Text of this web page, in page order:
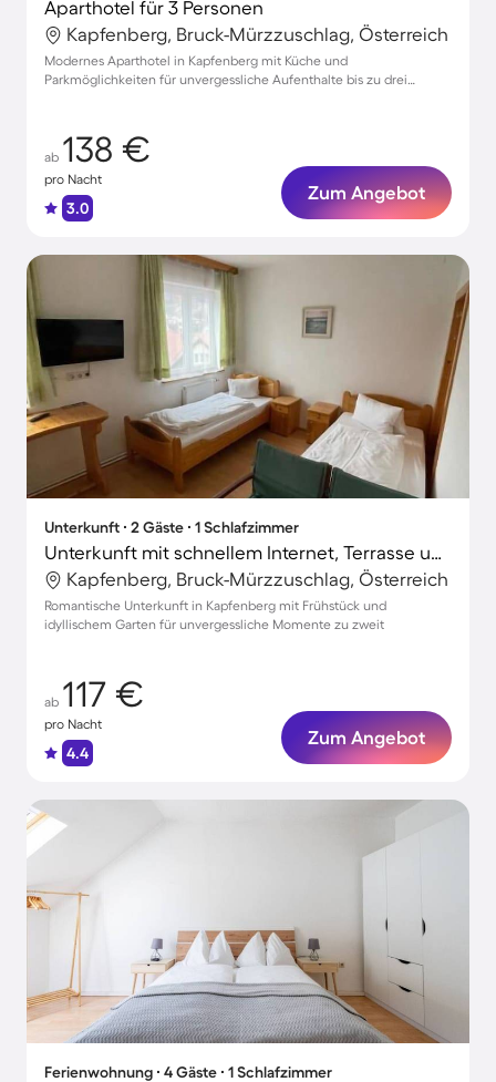
Aparthotel für 3 Personen
Kapfenberg, Bruck-Mürzzuschlag, Österreich
Modernes Aparthotel in Kapfenberg mit Küche und
Parkmöglichkeiten für unvergessliche Aufenthalte bis zu drei
ab 138 €
pro Nacht
3.0
Zum Angebot
Unterkunft ∙ 2 Gäste ∙ 1 Schlafzimmer
Unterkunft mit schnellem Internet, Terrasse und Grill | Stadtblick
Kapfenberg, Bruck-Mürzzuschlag, Österreich
Romantische Unterkunft in Kapfenberg mit Frühstück und
idyllischem Garten für unvergessliche Momente zu zweit
ab 117 €
pro Nacht
4.4
Zum Angebot
Ferienwohnung ∙ 4 Gäste ∙ 1 Schlafzimmer